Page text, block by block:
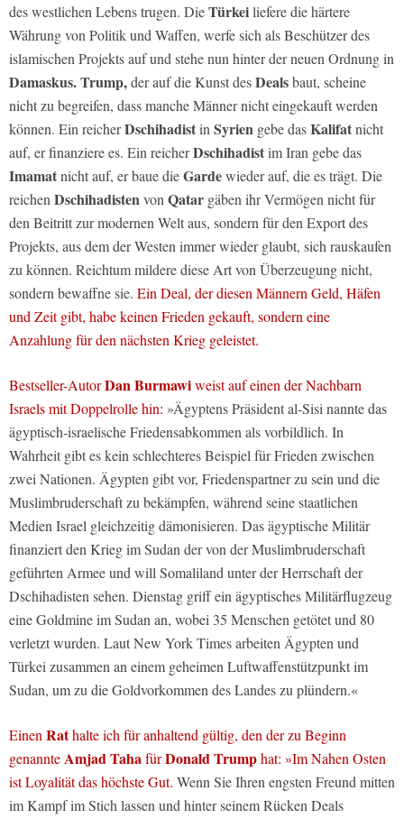
des westlichen Lebens trugen. DieTürkeiliefere die härtere
Währung von Politik und Waffen, werfe sich als Beschützer des
islamischen Projekts auf und stehe nun hinter der neuen Ordnung in
Damaskus. Trump,der auf die Kunst desDealsbaut, scheine
nicht zu begreifen, dass manche Männer nicht eingekauft werden
können. Ein reicherDschihadistin Syrien gebe dasKalifatnicht
auf, er finanziere es. Ein reicherDschihadistim Iran gebe das
Imamatnicht auf, er baue dieGardewieder auf, die es trägt. Die
reichen Dschihadistenvon Qatar gäben ihr Vermögen nicht für
den Beitritt zur modernen Welt aus, sondern für den Export des
Projekts, aus dem der Westen immer wieder glaubt, sich rauskaufen
zu können. Reichtum mildere diese Art von Überzeugung nicht,
sondern bewaffne sie. Ein Deal, der diesen Männern Geld, Häfen
und Zeit gibt, habe keinen Frieden gekauft, sondern eine
Anzahlung für den nächsten Krieg geleistet.
Bestseller-AutorDan Burmawiweist auf einen der Nachbarn
Israels mit Doppelrolle hin: »Ägyptens Präsident al-Sisi nannte das
ägyptisch-israelische Friedensabkommen als vorbildlich. In
Wahrheit gibt es kein schlechteres Beispiel für Frieden zwischen
zwei Nationen. Ägypten gibt vor, Friedenspartner zu sein und die
Muslimbruderschaft zu bekämpfen, während seine staatlichen
Medien Israel gleichzeitig dämonisieren. Das ägyptische Militär
finanziert den Krieg im Sudan der von der Muslimbruderschaft
geführten Armee und will Somaliland unter der Herrschaft der
Dschihadisten sehen. Dienstag griff ein ägyptisches Militärflugzeug
eine Goldmine im Sudan an, wobei 35 Menschen getötet und 80
verletzt wurden. Laut New York Times arbeiten Ägypten und
Türkei zusammen an einem geheimen Luftwaffenstützpunkt im
Sudan, um zu die Goldvorkommen des Landes zu plündern.«
Einen Rathalte ich für anhaltend gültig, den der zu Beginn
genannteAmjad TahafürDonald Trumphat: »Im Nahen Osten
ist Loyalität das höchste Gut. Wenn Sie Ihren engsten Freund mitten
im Kampf im Stich lassen und hinter seinem Rücken Deals